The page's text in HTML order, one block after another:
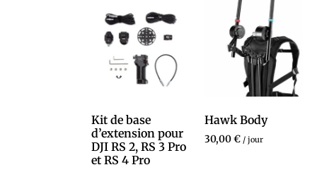
Kit de base
d’extension pour
DJI RS 2, RS 3 Pro
et RS 4 Pro
Hawk Body
30,00€ / jour